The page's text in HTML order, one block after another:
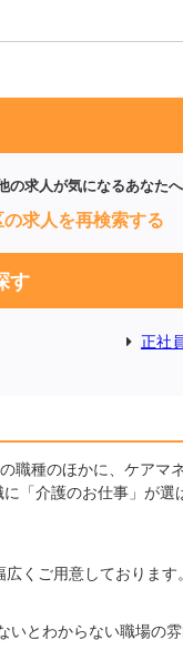
の求人が気になるあなた
求人を再検索する
す
正社
職種のほかに、ケアマ
「介護のお仕事」が選
くご用意しております。
いとわからない職場の